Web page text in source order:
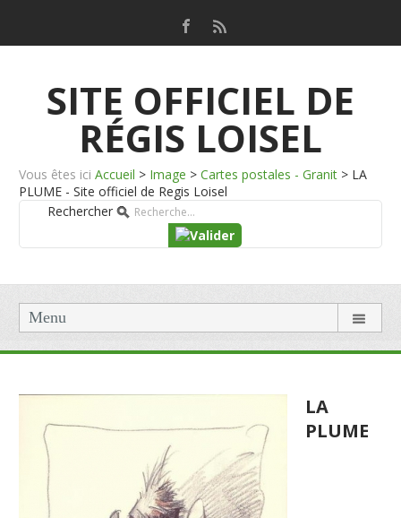
SITE OFFICIEL DE
RÉGIS LOISEL
Vous êtes ici Accueil > Image > Cartes postales - Granit > LA
PLUME - Site officiel de Regis Loisel
Rechercher
Menu
LA
PLUME